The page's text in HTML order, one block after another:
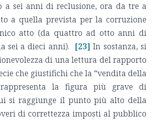
a sei anni di reclusione, ora da tre a
a quella prevista per la corruzione
atto (da quattro ad otto anni di
sei a dieci anni). [23] In sostanza, si
di una lettura del rapporto
che giustifichi che la “vendita della
rappresenta la figura più grave di
si raggiunge il punto più alto della
di correttezza imposti al pubblico